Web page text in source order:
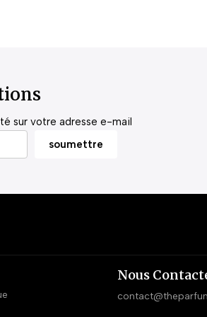
sur votre adresse e-mail
Nous